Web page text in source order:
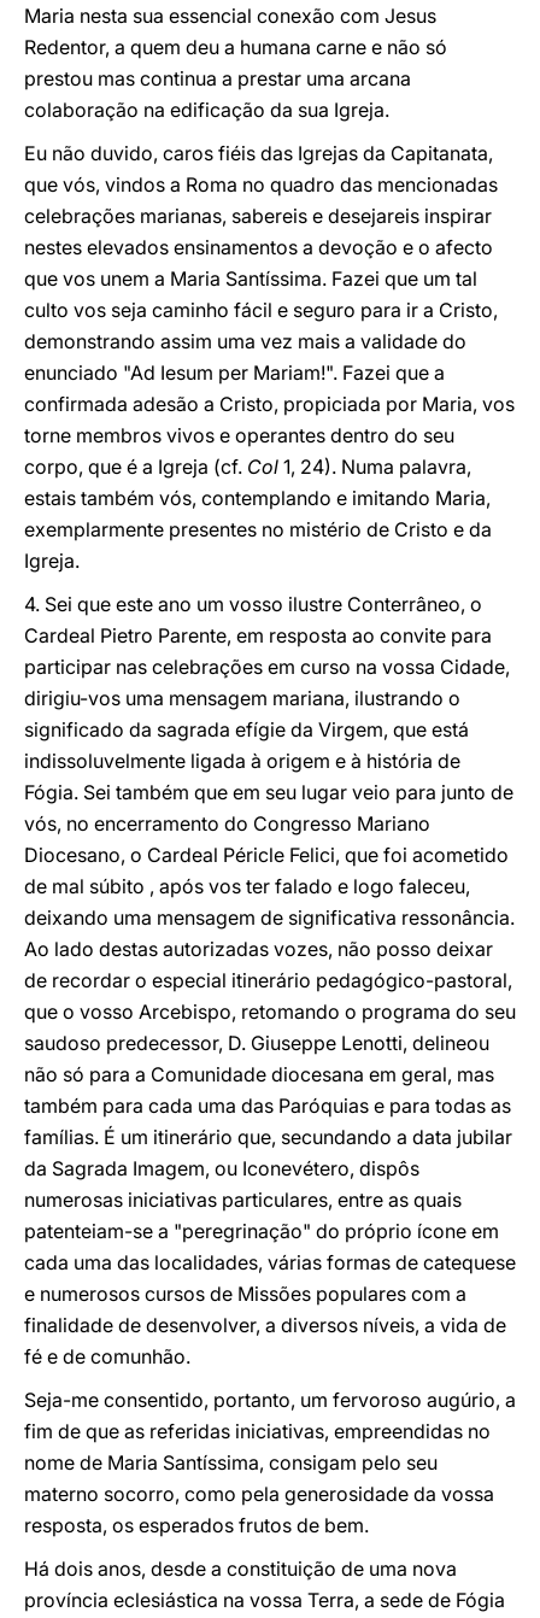
Maria nesta sua essencial conexão com Jesus
Redentor, a quem deu a humana carne e não só
prestou mas continua a prestar uma arcana
colaboração na edificação da sua Igreja.
Eu não duvido, caros fiéis das Igrejas da Capitanata,
que vós, vindos a Roma no quadro das mencionadas
celebrações marianas, sabereis e desejareis inspirar
nestes elevados ensinamentos a devoção e o afecto
que vos unem a Maria Santíssima. Fazei que um tal
culto vos seja caminho fácil e seguro para ir a Cristo,
demonstrando assim uma vez mais a validade do
enunciado "Ad Iesum per Mariam!". Fazei que a
confirmada adesão a Cristo, propiciada por Maria, vos
torne membros vivos e operantes dentro do seu
corpo, que é a Igreja (cf. Col 1, 24). Numa palavra,
estais também vós, contemplando e imitando Maria,
exemplarmente presentes no mistério de Cristo e da
Igreja.
4. Sei que este ano um vosso ilustre Conterrâneo, o
Cardeal Pietro Parente, em resposta ao convite para
participar nas celebrações em curso na vossa Cidade,
dirigiu-vos uma mensagem mariana, ilustrando o
significado da sagrada efígie da Virgem, que está
indissoluvelmente ligada à origem e à história de
Fógia. Sei também que em seu lugar veio para junto de
vós, no encerramento do Congresso Mariano
Diocesano, o Cardeal Péricle Felici, que foi acometido
de mal súbito , após vos ter falado e logo faleceu,
deixando uma mensagem de significativa ressonância.
Ao lado destas autorizadas vozes, não posso deixar
de recordar o especial itinerário pedagógico-pastoral,
que o vosso Arcebispo, retomando o programa do seu
saudoso predecessor, D. Giuseppe Lenotti, delineou
não só para a Comunidade diocesana em geral, mas
também para cada uma das Paróquias e para todas as
famílias. É um itinerário que, secundando a data jubilar
da Sagrada Imagem, ou Iconevétero, dispôs
numerosas iniciativas particulares, entre as quais
patenteiam-se a "peregrinação" do próprio ícone em
cada uma das localidades, várias formas de catequese
e numerosos cursos de Missões populares com a
finalidade de desenvolver, a diversos níveis, a vida de
fé e de comunhão.
Seja-me consentido, portanto, um fervoroso augúrio, a
fim de que as referidas iniciativas, empreendidas no
nome de Maria Santíssima, consigam pelo seu
materno socorro, como pela generosidade da vossa
resposta, os esperados frutos de bem.
Há dois anos, desde a constituição de uma nova
província eclesiástica na vossa Terra, a sede de Fógia